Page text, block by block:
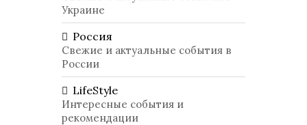
Украине
Россия
Свежие и актуальные события в
России
LifeStyle
Интересные события и
рекомендации